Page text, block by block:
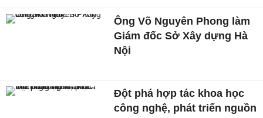
Ông Võ Nguyên Phong làm
Giám đốc Sở Xây dựng Hà
Nội
Đột phá hợp tác khoa học
công nghệ, phát triển nguồn